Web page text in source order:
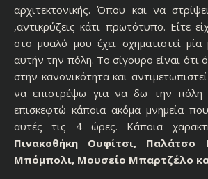
αρχιτεκτονικής. Όπου και να
,αντικρύζεις κάτι πρωτότυπο. Είτε
στο μυαλό μου έχει σχηματιστεί μία
αυτήν την πόλη. Το σίγουρο είναι ότι
στην κανονικότητα και
να επιστρέψω για να δω την πόλη
επισκεφτώ κάποια ακόμα μνημεία
αυτές τις 4 ώρες. Κάποια
Πινακοθήκη Ουφίτσι, Παλάτσο
Μπόμπολι, Μουσείο Μπαρτζέλο